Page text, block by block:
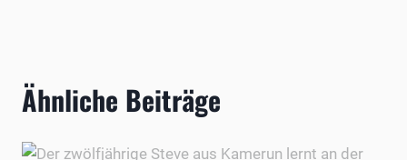
Ähnliche Beiträge